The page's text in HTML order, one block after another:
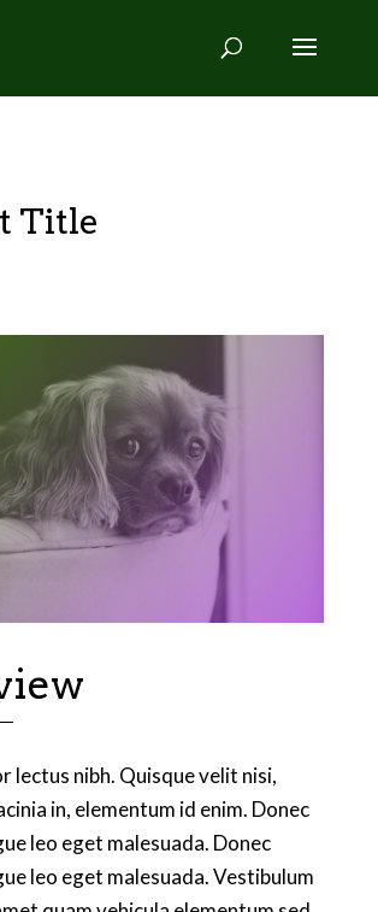
Title
lectus nibh. Quisque velit nisi,
in, elementum id enim. Donec
leo eget malesuada. Donec
leo eget malesuada. Vestibulum